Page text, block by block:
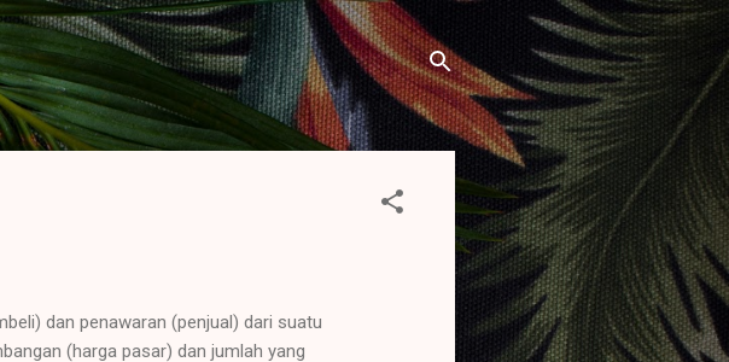
dan penawaran (penjual) dari suatu
(harga pasar) dan jumlah yang